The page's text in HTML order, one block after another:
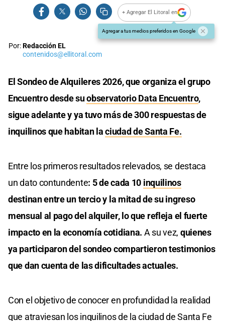
+ Agregar El Litoral en
Agregar a tus medios preferidos en Google
Por:Redacción EL
contenidos@ellitoral.com
El Sondeo de Alquileres 2026, que organiza el grupo
Encuentro desde suobservatorio Data Encuentro,
sigue adelante y ya tuvo más de 300 respuestas de
inquilinos que habitan laciudad de Santa Fe.
Entre los primeros resultados relevados, se destaca
un dato contundente: 5 de cada 10 inquilinos
destinan entre un tercio y la mitad de su ingreso
mensual al pago del alquiler, lo que refleja el fuerte
impacto en la economía cotidiana. A su vez, quienes
ya participaron del sondeo compartieron testimonios
que dan cuenta de las dificultades actuales.
Con el objetivo de conocer en profundidad la realidad
que atraviesan los inquilinos de la ciudad de Santa Fe